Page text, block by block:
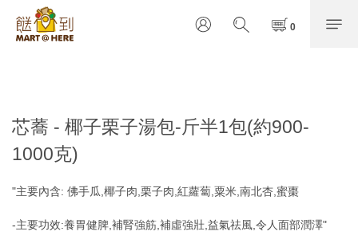
芯蕎 - 椰子栗子湯包-斤半1包(約900-
1000克)
"主要內含: 佛手瓜,椰子肉,栗子肉,紅蘿蔔,粟米,南北杏,蜜棗
-主要功效:養胃健脾,補腎強筋,補虛強壯,益氣祛風,令人面部潤澤"